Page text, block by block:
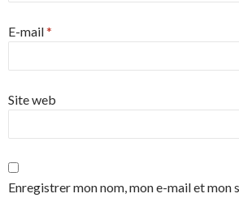
E-mail*
Site web
Enregistrer mon nom, mon e-mail et mon